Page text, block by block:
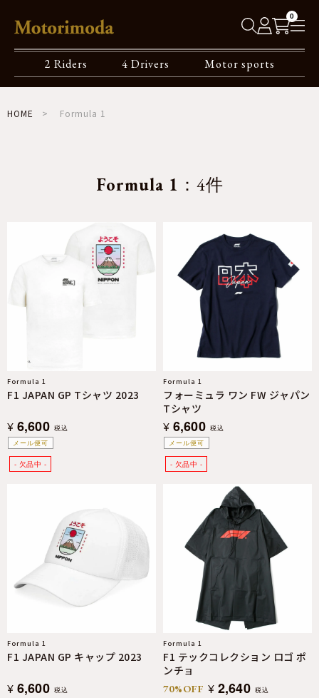
0
2 Riders 4 Drivers Motor sports
HOME Formula 1
Formula 1 ：4件
メール便可
Formula 1
F1 JAPAN GP Tシャツ 2023
¥ 6,600 税込
メール便可
Formula 1
フォーミュラ ワン FW ジャパン
Tシャツ
¥ 6,600 税込
Formula 1
F1 JAPAN GP キャップ 2023
¥ 6,600 税込
Formula 1
F1 テックコレクション ロゴ ポ
ンチョ
70%OFF ¥ 2,640 税込